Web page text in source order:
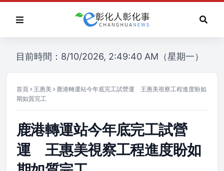
目前時間：8/10/2026, 2:49:40 AM（星期一）
首頁 王惠美
鹿港轉運站今年底完工試營運 王惠美視察工程進度盼如
期如質完工
鹿港轉運站今年底完工試營
運 王惠美視察工程進度盼如